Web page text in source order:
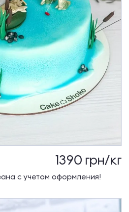
1390 грн/кг
с учетом оформления!